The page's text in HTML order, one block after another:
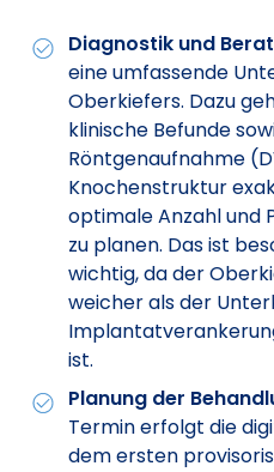
Diagnostik und
eine umfassende
Oberkiefers. Dazu
klinische Befunde
Röntgenaufnahme
Knochenstruktur
optimale Anzahl und
zu planen. Das ist
wichtig, da der
weicher als der
ist.
Planung der
Termin erfolgt die
dem ersten